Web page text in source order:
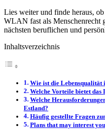
Lies weiter und finde heraus,
WLAN fast als Menschenrecht
nächsten beruflichen und
Inhaltsverzeichnis
Wie ist die Lebensqualität
Welche Vorteile bietet das
Welche
Estland?
Häufig gestellte Fragen
Plans that may interest you